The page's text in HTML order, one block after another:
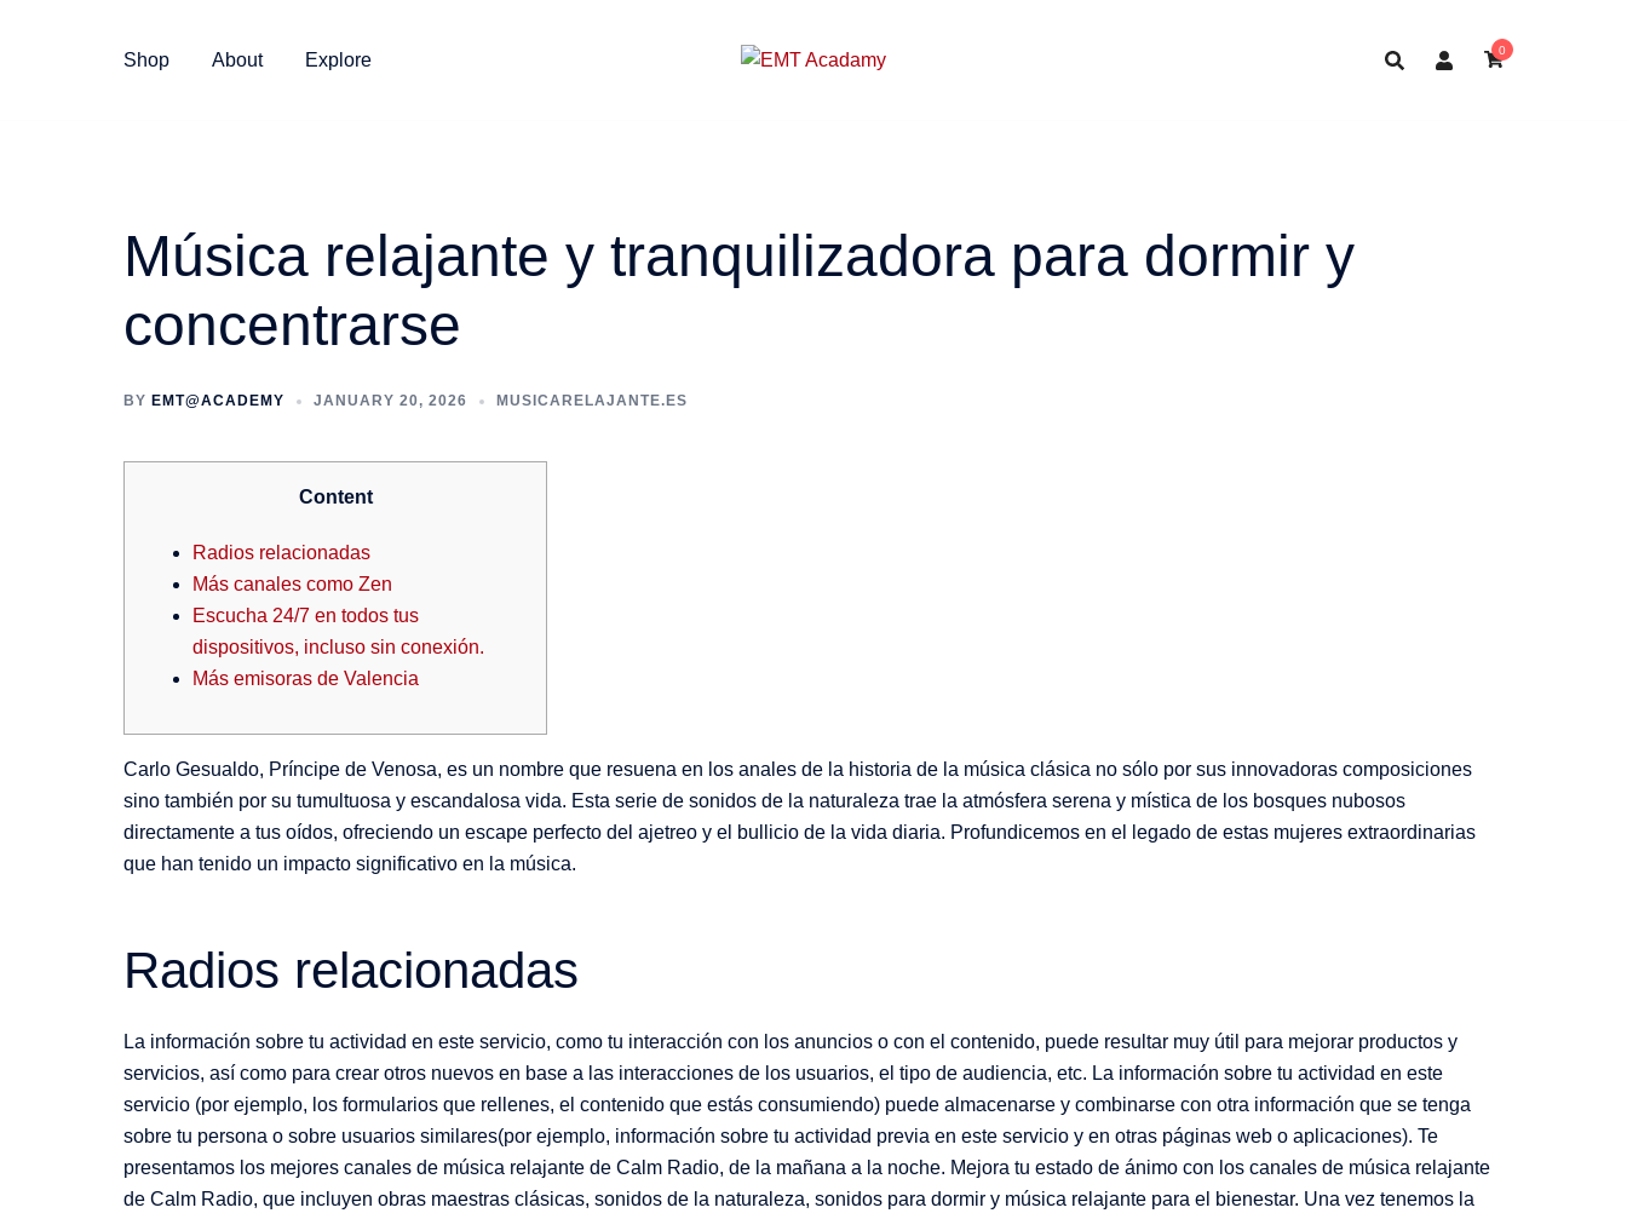
Shop About Explore 0
Música relajante y tranquilizadora para dormir y
concentrarse
BY EMT@ACADEMY JANUARY 20, 2026 MUSICARELAJANTE.ES
Content
Radios relacionadas
Más canales como Zen
Escucha 24/7 en todos tus
dispositivos, incluso sin conexión.
Más emisoras de Valencia
Carlo Gesualdo, Príncipe de Venosa, es un nombre que resuena en los anales de la historia de la música clásica no sólo por sus innovadoras composiciones
sino también por su tumultuosa y escandalosa vida. Esta serie de sonidos de la naturaleza trae la atmósfera serena y mística de los bosques nubosos
directamente a tus oídos, ofreciendo un escape perfecto del ajetreo y el bullicio de la vida diaria. Profundicemos en el legado de estas mujeres extraordinarias
que han tenido un impacto significativo en la música.
Radios relacionadas
La información sobre tu actividad en este servicio, como tu interacción con los anuncios o con el contenido, puede resultar muy útil para mejorar productos y
servicios, así como para crear otros nuevos en base a las interacciones de los usuarios, el tipo de audiencia, etc. La información sobre tu actividad en este
servicio (por ejemplo, los formularios que rellenes, el contenido que estás consumiendo) puede almacenarse y combinarse con otra información que se tenga
sobre tu persona o sobre usuarios similares(por ejemplo, información sobre tu actividad previa en este servicio y en otras páginas web o aplicaciones). Te
presentamos los mejores canales de música relajante de Calm Radio, de la mañana a la noche. Mejora tu estado de ánimo con los canales de música relajante
de Calm Radio, que incluyen obras maestras clásicas, sonidos de la naturaleza, sonidos para dormir y música relajante para el bienestar. Una vez tenemos la